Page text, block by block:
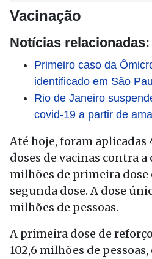
Vacinação
Notícias relacionadas:
Primeiro caso da
identificado em São
Rio de Janeiro
covid-19 a partir de
Até hoje, foram aplicadas
doses de vacinas contra a
milhões de primeira dose
segunda dose. A dose
milhões de pessoas.
A primeira dose de
102,6 milhões de